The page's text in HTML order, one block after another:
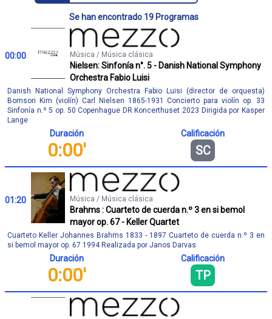
Se han encontrado 19 Programas
00:00 Música / Música clásica
Nielsen: Sinfonía n°. 5 - Danish National Symphony
Orchestra Fabio Luisi
Danish National Symphony Orchestra Fabio Luisi (director de orquesta)
Bomsori Kim (violín) Carl Nielsen 1865-1931 Concierto para violín op. 33
Sinfonía n.º 5 op. 50 Copenhague DR Koncerthuset 2023 Dirigida por Kasper
Lange
Duración
0:00'
Calificación
SC
01:20 Música / Música clásica
Brahms : Cuarteto de cuerda n.º 3 en si bemol
mayor op. 67 - Keller Quartet
Cuarteto Keller Johannes Brahms 1833 - 1897 Cuarteto de cuerda n.º 3 en
si bemol mayor op. 67 1994 Realizada por Janos Darvas
Duración
0:00'
Calificación
TP